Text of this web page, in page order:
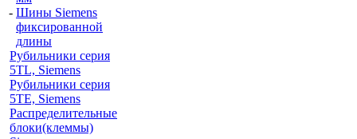
- Шины Siemens
фиксированной
длины
Рубильники серия
5TL, Siemens
Рубильники серия
5TE, Siemens
Распределительные
блоки(клеммы)